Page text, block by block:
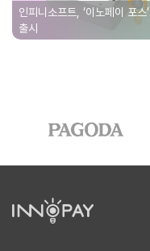
인피니소프트, ‘이노페이 포스’
출시